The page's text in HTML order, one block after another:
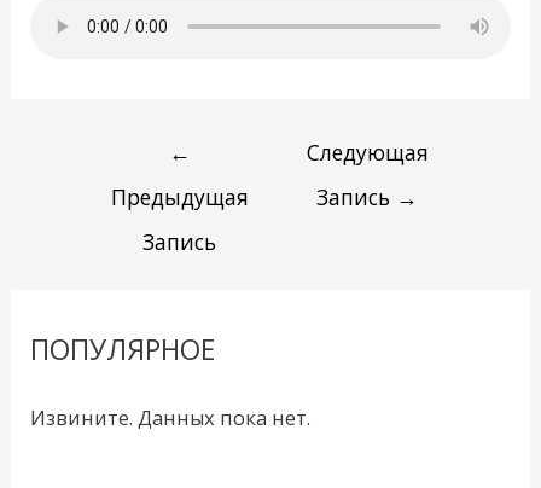
←
Предыдущая
Запись
Следующая
Запись →
ПОПУЛЯРНОЕ
Извините. Данных пока нет.